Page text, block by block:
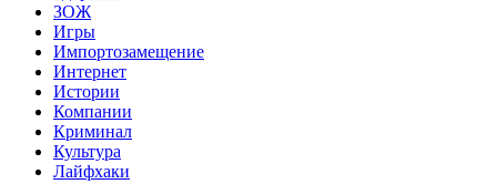
ЗОЖ
Игры
Импортозамещение
Интернет
Истории
Компании
Криминал
Культура
Лайфхаки